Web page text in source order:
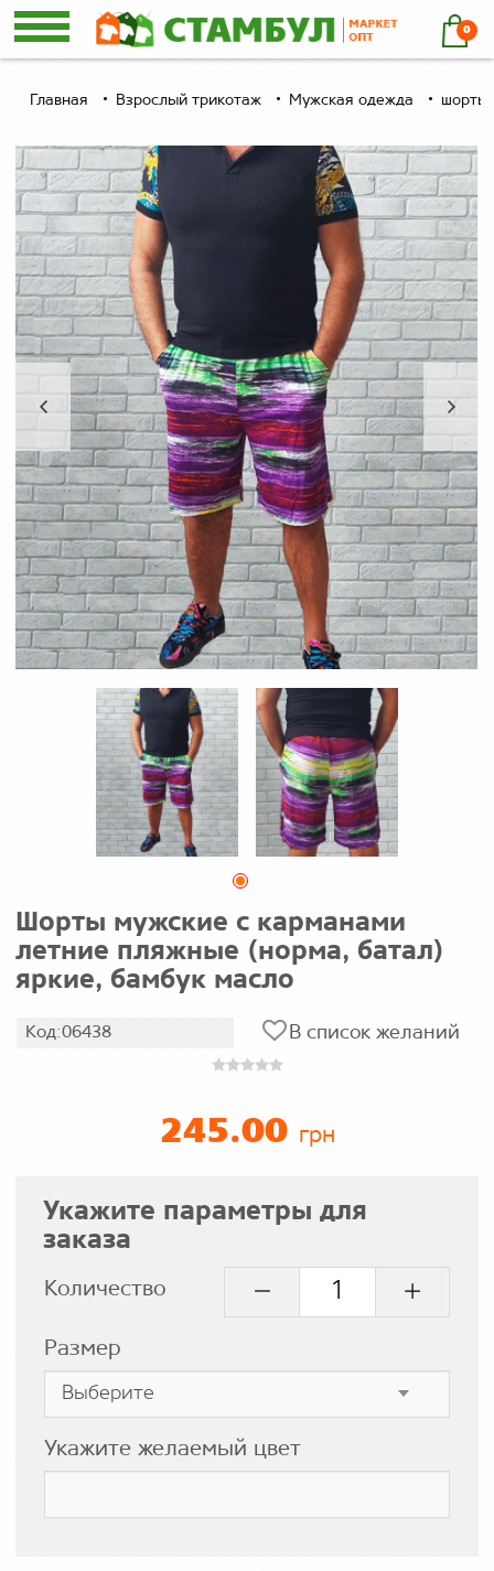
0
Главная Взрослый трикотаж Мужская одежда шорты
Шорты мужские с карманами
летние пляжные (норма, батал)
яркие, бамбук масло
Код:06438 В список желаний
245.00 грн
Укажите параметры для
заказа
Количество
Размер
Укажите желаемый цвет